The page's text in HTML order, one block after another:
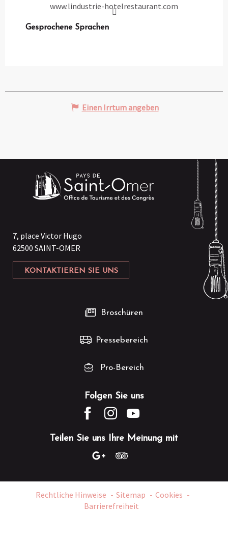
www.lindustrie-hotelrestaurant.com
Gesprochene Sprachen
Gesprochene Sprachen
Einen Irrtum angeben
7, place Victor Hugo
62500 SAINT-OMER
KONTAKTIEREN SIE UNS
Folgen Sie uns
Teilen Sie uns Ihre Meinung mit
Broschüren
Pressebereich
Pro-Bereich
Rechtliche Hinweise Sitemap
Cookies
Barrierefreiheit